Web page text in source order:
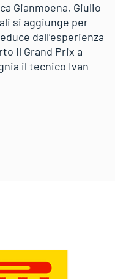
Gianmoena, Giulio
si aggiunge per
dall’esperienza
il Grand Prix a
il tecnico Ivan